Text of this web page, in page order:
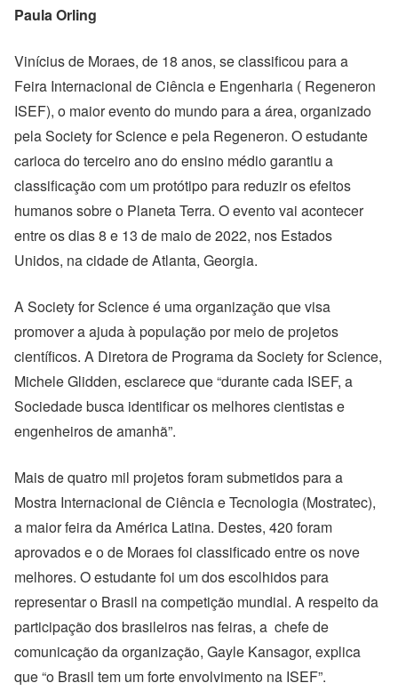
Paula Orling
Vinícius de Moraes, de 18 anos, se classificou para a
Feira Internacional de Ciência e Engenharia ( Regeneron
ISEF), o maior evento do mundo para a área, organizado
pela Society for Science e pela Regeneron. O estudante
carioca do terceiro ano do ensino médio garantiu a
classificação com um protótipo para reduzir os efeitos
humanos sobre o Planeta Terra. O evento vai acontecer
entre os dias 8 e 13 de maio de 2022, nos Estados
Unidos, na cidade de Atlanta, Georgia.
A Society for Science é uma organização que visa
promover a ajuda à população por meio de projetos
científicos. A Diretora de Programa da Society for Science,
Michele Glidden, esclarece que “durante cada ISEF, a
Sociedade busca identificar os melhores cientistas e
engenheiros de amanhã”.
Mais de quatro mil projetos foram submetidos para a
Mostra Internacional de Ciência e Tecnologia (Mostratec),
a maior feira da América Latina. Destes, 420 foram
aprovados e o de Moraes foi classificado entre os nove
melhores. O estudante foi um dos escolhidos para
representar o Brasil na competição mundial. A respeito da
participação dos brasileiros nas feiras, a chefe de
comunicação da organização, Gayle Kansagor, explica
que “o Brasil tem um forte envolvimento na ISEF”.